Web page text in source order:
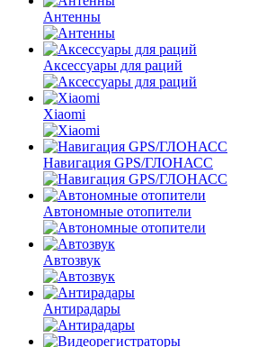
Антенны
Аксессуары для раций
Xiaomi
Навигация GPS/ГЛОНАСС
Автономные отопители
Автозвук
Антирадары